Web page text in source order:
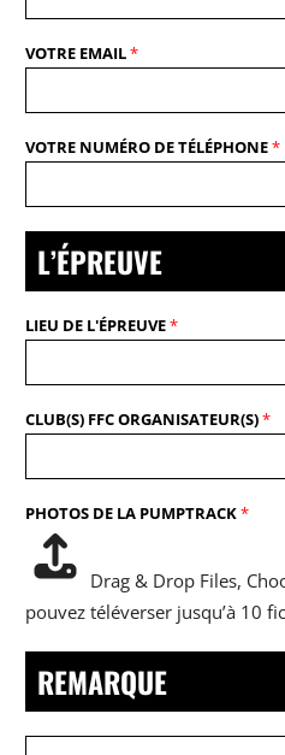
VOTRE EMAIL*
VOTRE NUMÉRO DE TÉLÉPHONE*
L’ÉPREUVE
LIEU DE L'ÉPREUVE*
CLUB(S) FFC ORGANISATEUR(S)*
PHOTOS DE LA PUMPTRACK*
Drag & Drop Files,
pouvez téléverser jusqu’à 10
REMARQUE
P